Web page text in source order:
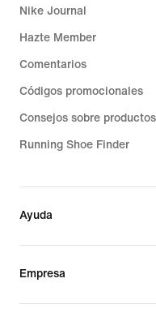
Nike Journal
Hazte Member
Comentarios
Códigos promocionales
Consejos sobre productos
Running Shoe Finder
Ayuda
Empresa